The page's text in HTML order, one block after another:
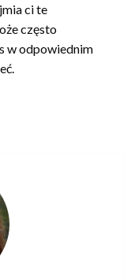
ci te
często
w odpowiednim